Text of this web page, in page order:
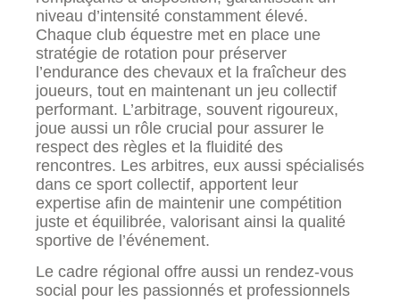
niveau d’intensité constamment élevé.
Chaque club équestre met en place une
stratégie de rotation pour préserver
l’endurance des chevaux et la fraîcheur des
joueurs, tout en maintenant un jeu collectif
performant. L’arbitrage, souvent rigoureux,
joue aussi un rôle crucial pour assurer le
respect des règles et la fluidité des
rencontres. Les arbitres, eux aussi spécialisés
dans ce sport collectif, apportent leur
expertise afin de maintenir une compétition
juste et équilibrée, valorisant ainsi la qualité
sportive de l’événement.
Le cadre régional offre aussi un rendez-vous
social pour les passionnés et professionnels